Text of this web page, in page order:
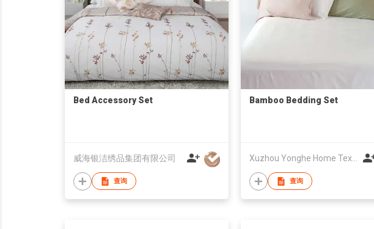
Bed Accessory Set
威海银洁绣品集团有限公司
查询
Bamboo Bedding Set
查询